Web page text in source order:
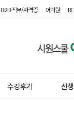
B2B·직무/자격증 어학원
원
쿨
수강후기 선